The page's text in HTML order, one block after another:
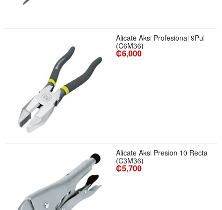
Alicate Aksi Profesional 9Pul
(C6M36)
₡6,000
Alicate Aksi Presion 10 Recta
(C3M36)
₡5,700